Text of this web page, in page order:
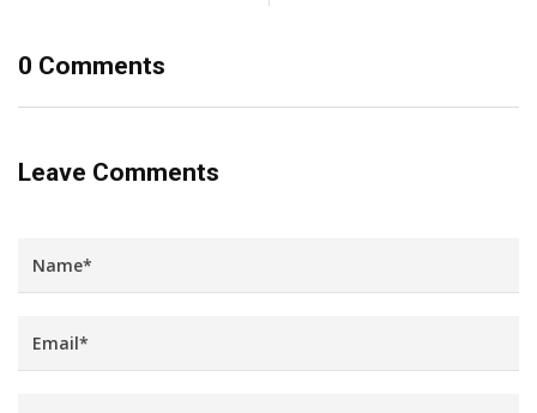
0 Comments
Leave Comments